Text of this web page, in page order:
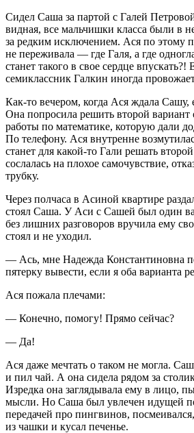
Сидел Саша за партой с Галей
видная, все мальчишки класса были в
за редким исключением. Ася по этому
не переживала — где Галя, а где
станет такого в свое сердце
семиклассник Галкин иногда
Как-то вечером, когда Ася ждала Сашу,
Она попросила решить второй вариант
работы по математике, которую дали
По телефону. Ася внутренне
станет для какой-то Гали решать
сослалась на плохое самочувствие,
трубку.
Через полчаса в Асиной квартире
стоял Саша. У Аси с Сашей был один
без лишних разговоров вручила ему
стоял и не уходил.
— Ась, мне Надежда Константиновна
пятерку вывести, если я оба варианта
Ася пожала плечами:
— Конечно, помогу! Прямо сейчас?
— Да!
Ася даже мечтать о таком не могла.
и пил чай. А она сидела рядом за
Изредка она заглядывала ему в лицо,
мысли. Но Саша был увлечен идущей
передачей про пингвинов,
из чашки и кусал печенье.